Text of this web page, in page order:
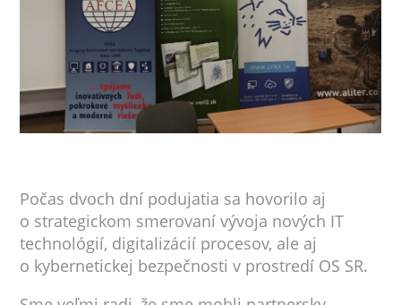
Počas dvoch dní podujatia sa hovorilo aj
o strategickom smerovaní vývoja nových IT
technológií, digitalizácií procesov, ale aj
o kybernetickej bezpečnosti v prostredí OS SR.